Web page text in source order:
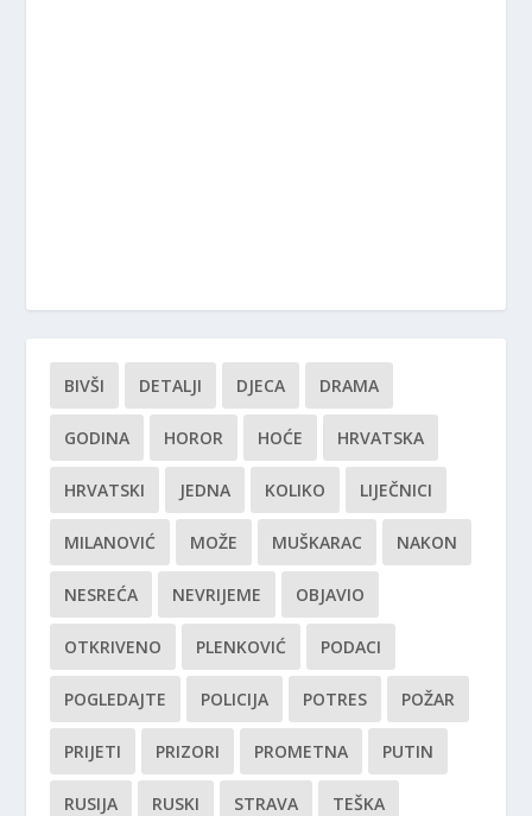
BIVŠI DETALJI DJECA DRAMA
GODINA HOROR HOĆE HRVATSKA
HRVATSKI JEDNA KOLIKO LIJEČNICI
MILANOVIĆ MOŽE MUŠKARAC NAKON
NESREĆA NEVRIJEME OBJAVIO
OTKRIVENO PLENKOVIĆ PODACI
POGLEDAJTE POLICIJA POTRES POŽAR
PRIJETI PRIZORI PROMETNA PUTIN
RUSIJA RUSKI STRAVA TEŠKA